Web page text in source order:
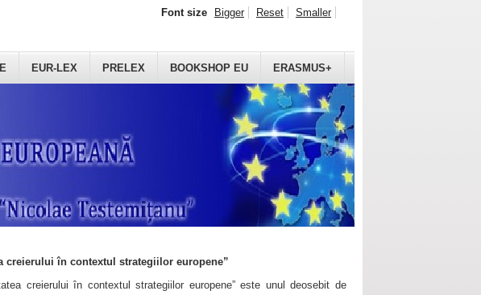
EUR-LEX PRELEX BOOKSHOP EU ERASMUS+
Font size Bigger Reset Smaller
creierului în contextul strategiilor europene”
creierului în contextul strategiilor europene” este unul deosebit de